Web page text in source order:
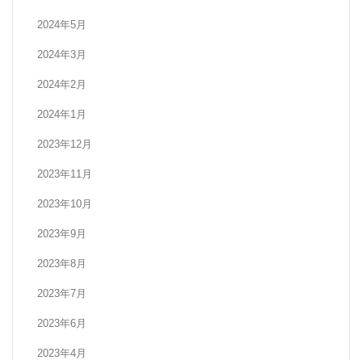
2024年5月
2024年3月
2024年2月
2024年1月
2023年12月
2023年11月
2023年10月
2023年9月
2023年8月
2023年7月
2023年6月
2023年4月